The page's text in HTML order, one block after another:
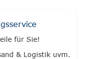
für Sie!
& Logistik uvm.